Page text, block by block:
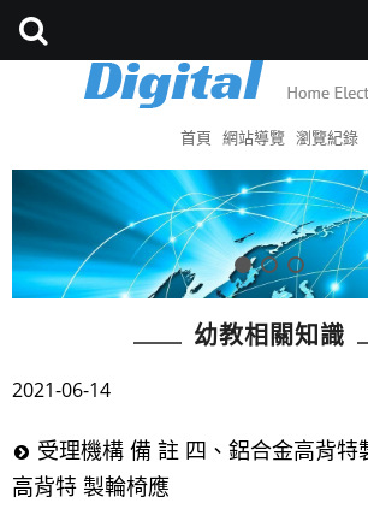
首頁 網站導覽 瀏覽紀錄
幼教相關知識
2021-06-14
受理機構 備 註 四、鋁合金高背特
高背特 製輪椅應